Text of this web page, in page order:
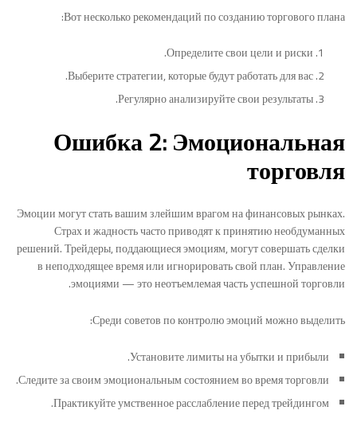
Вот несколько рекомендаций по созданию торгового плана:
Определите свои цели и риски.
Выберите стратегии, которые будут работать для вас.
Регулярно анализируйте свои результаты.
Ошибка 2: Эмоциональная
торговля
Эмоции могут стать вашим злейшим врагом на финансовых рынках.
Страх и жадность часто приводят к принятию необдуманных
решений. Трейдеры, поддающиеся эмоциям, могут совершать сделки
в неподходящее время или игнорировать свой план. Управление
эмоциями — это неотъемлемая часть успешной торговли.
Среди советов по контролю эмоций можно выделить:
Установите лимиты на убытки и прибыли.
Следите за своим эмоциональным состоянием во время торговли.
Практикуйте умственное расслабление перед трейдингом.